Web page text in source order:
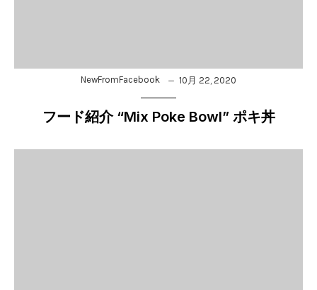
NewFromFacebook 10月 22, 2020
フード紹介 “Mix Poke Bowl” ポキ丼